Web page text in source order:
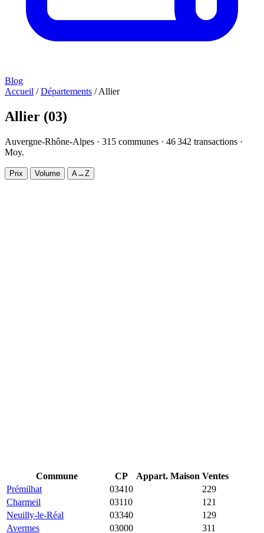
Blog
Accueil / Départements / Allier
Allier (03)
Auvergne-Rhône-Alpes · 315 communes · 46 342 transactions ·
Moy.
Prix Volume A→Z
Commune CP Appart. Maison Ventes
Prémilhat
03410
229
Charmeil
03110
121
Neuilly-le-Réal
03340
129
Avermes
03000 311